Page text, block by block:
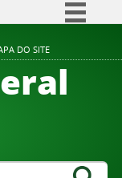
DO SITE
BR
Participe
Canais